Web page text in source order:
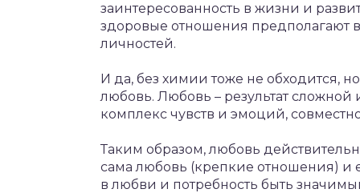
заинтересованность в жизни и
здоровые отношения предполагают
личностей.
И да, без химии тоже не обходится,
любовь. Любовь – результат
комплекс чувств и эмоций,
Таким образом, любовь
сама любовь (крепкие отношения) и
в любви и потребность быть